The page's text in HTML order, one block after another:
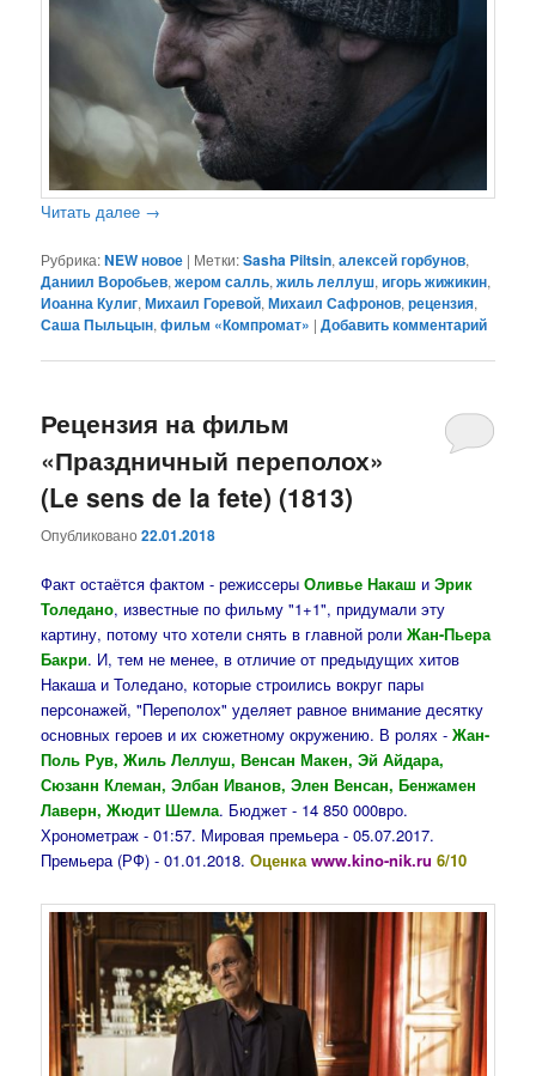
Читать далее →
Рубрика:NEW новое | Метки:Sasha Piltsin,алексей горбунов,
Даниил Воробьев,жером салль,жиль леллуш,игорь жижикин,
Иоанна Кулиг,Михаил Горевой,Михаил Сафронов,рецензия,
Саша Пыльцын,фильм «Компромат» |Добавить комментарий
Рецензия на фильм
«Праздничный переполох»
(Le sens de la fete) (1813)
Опубликовано22.01.2018
Факт остаётся фактом - режиссерыОливье НакашиЭрик
Толедано, известные по фильму "1+1", придумали эту
картину, потому что хотели снять в главной ролиЖан-Пьера
Бакри. И, тем не менее, в отличие от предыдущих хитов
Накаша и Толедано, которые строились вокруг пары
персонажей, "Переполох" уделяет равное внимание десятку
основных героев и их сюжетному окружению. В ролях -Жан-
Поль Рув, Жиль Леллуш, Венсан Макен, Эй Айдара,
Сюзанн Клеман, Элбан Иванов, Элен Венсан, Бенжамен
Лаверн, Жюдит Шемла. Бюджет - 14 850 000вро.
Хронометраж - 01:57. Мировая премьера - 05.07.2017.
Премьера (РФ) - 01.01.2018.Оценкаwww.kino-nik.ru 6/10